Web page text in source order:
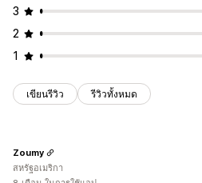
3
2
1
เขียนรีวิว รีวิวทั้งหมด
Zoumy
สหรัฐอเมริกา